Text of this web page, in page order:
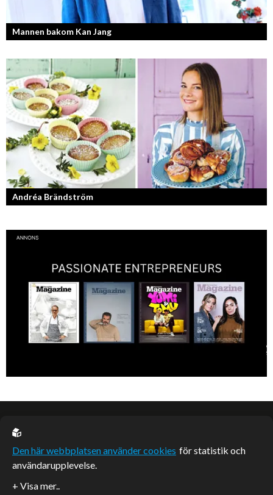
Mannen bakom Kan Jang
Georg Wikman är grundaren bakom hälsopreparaten Arctic Root, Kan
Jang, Chisan och nya Adapt-serien.
Andréa Brändström
Vinnare av Hela Sverige Bakar 2017.
EU casino
Den här webbplatsen använder cookies för statistik och
användarupplevelse.